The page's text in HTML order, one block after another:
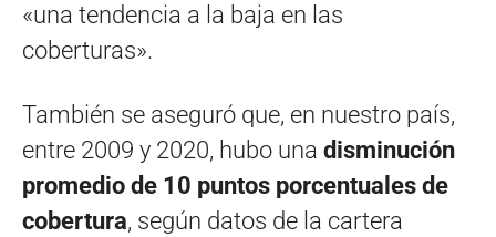
«una tendencia a la baja en las
coberturas».
También se aseguró que, en nuestro país,
entre 2009 y 2020, hubo una disminución
promedio de 10 puntos porcentuales de
cobertura, según datos de la cartera